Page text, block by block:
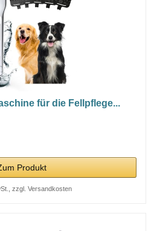
für die Fellpflege...
Produkt
zzgl. Versandkosten